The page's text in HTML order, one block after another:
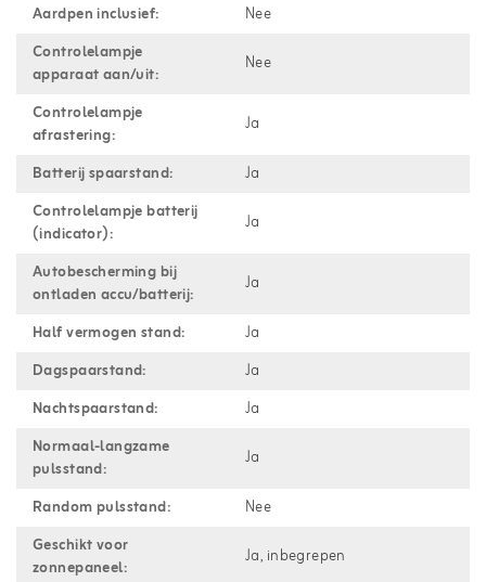
Aardpen inclusief:
Nee
Controlelampje
apparaat aan/uit:
Nee
Controlelampje
afrastering:
Ja
Batterij spaarstand:
Ja
Controlelampje batterij
(indicator):
Ja
Autobescherming bij
ontladen accu/batterij:
Ja
Half vermogen stand:
Ja
Dagspaarstand:
Ja
Nachtspaarstand:
Ja
Normaal-langzame
pulsstand:
Ja
Random pulsstand:
Nee
Geschikt voor
zonnepaneel:
Ja, inbegrepen